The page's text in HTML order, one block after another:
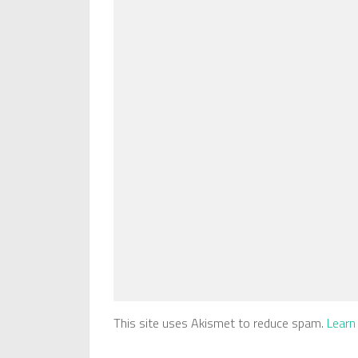
This site uses Akismet to reduce spam.